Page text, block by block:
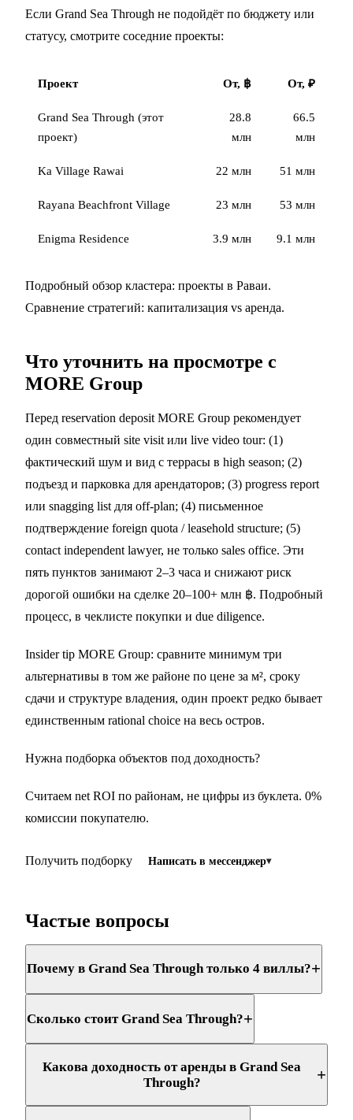
Если Grand Sea Through не подойдёт по бюджету или
статусу, смотрите соседние проекты:
Проект От, ฿ От, ₽
Grand Sea Through (этот
проект)
28.8
млн
66.5
млн
Ka Village Rawai 22 млн 51 млн
Rayana Beachfront Village 23 млн 53 млн
Enigma Residence 3.9 млн 9.1 млн
Подробный обзор кластера: проекты в Раваи.
Сравнение стратегий: капитализация vs аренда.
Что уточнить на просмотре с
MORE Group
Перед reservation deposit MORE Group рекомендует
один совместный site visit или live video tour: (1)
фактический шум и вид с террасы в high season; (2)
подъезд и парковка для арендаторов; (3) progress report
или snagging list для off-plan; (4) письменное
подтверждение foreign quota / leasehold structure; (5)
contact independent lawyer, не только sales office. Эти
пять пунктов занимают 2–3 часа и снижают риск
дорогой ошибки на сделке 20–100+ млн ฿. Подробный
процесс, в чеклисте покупки и due diligence.
Insider tip MORE Group: сравните минимум три
альтернативы в том же районе по цене за м², сроку
сдачи и структуре владения, один проект редко бывает
единственным rational choice на весь остров.
Нужна подборка объектов под доходность?
Считаем net ROI по районам, не цифры из буклета. 0%
комиссии покупателю.
Получить подборку Написать в мессенджер
Частые вопросы
Почему в Grand Sea Through только 4 виллы?+
Сколько стоит Grand Sea Through?+
Какова доходность от аренды в Grand Sea
Through?
+